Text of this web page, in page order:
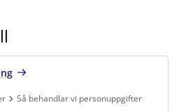
Så behandlar vi personuppgifter